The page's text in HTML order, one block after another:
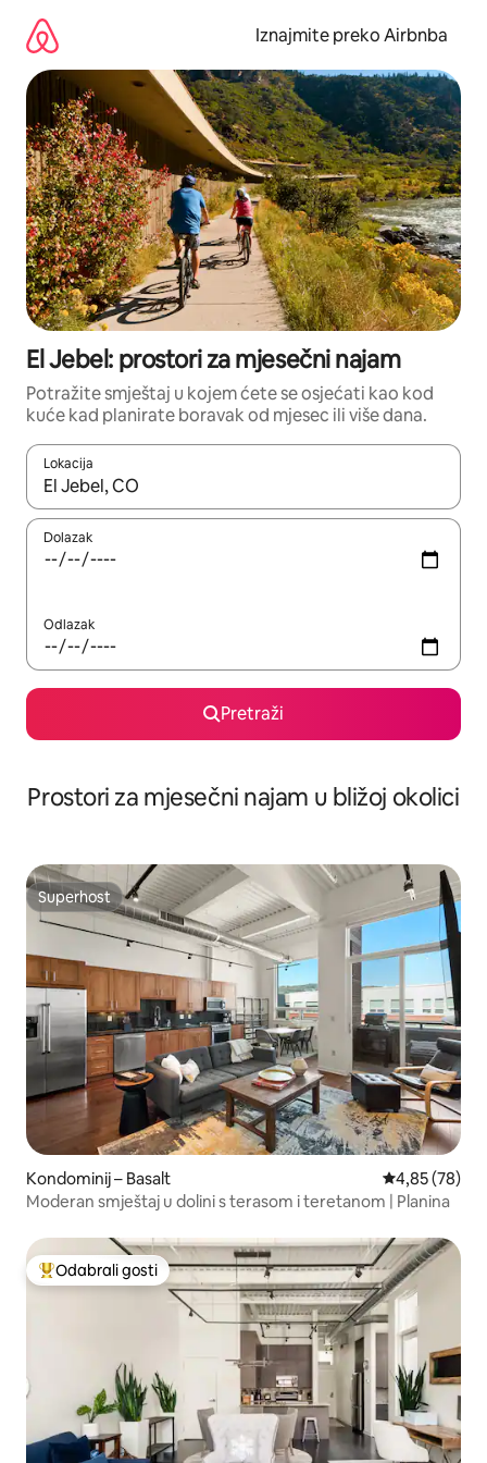
sadržaj
Iznajmite preko Airbnba
El Jebel: prostori za mjesečni najam
Potražite smještaj u kojem ćete se osjećati kao kod
kuće kad planirate boravak od mjesec ili više dana.
Lokacija
Kada budu dostupni rezultati, moći ćete ih pregledati
Dolazak
Odlazak
Pretraži
Prostori za mjesečni najam u bližoj okolici
Superhost
Superhost
Kondominij – Basalt Prosječna
4,85 (78)
Moderan smještaj u dolini s terasom i teretanom | Planina
Među najviše rangiranima s oznakom „Odabrali gosti”
Odabrali gosti